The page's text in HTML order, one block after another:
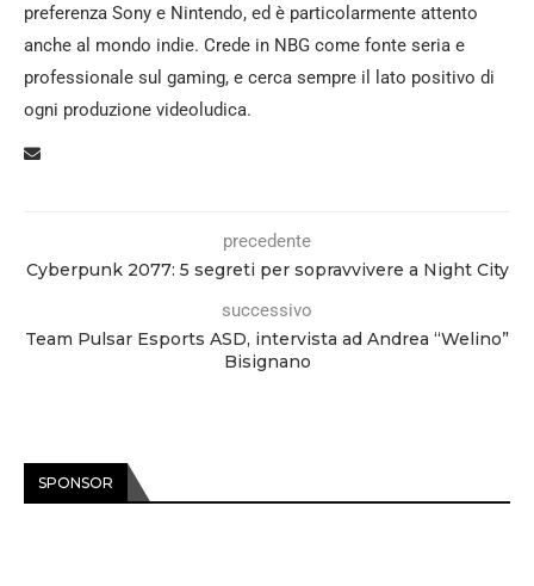
preferenza Sony e Nintendo, ed è particolarmente attento
anche al mondo indie. Crede in NBG come fonte seria e
professionale sul gaming, e cerca sempre il lato positivo di
ogni produzione videoludica.
precedente
Cyberpunk 2077: 5 segreti per sopravvivere a Night City
successivo
Team Pulsar Esports ASD, intervista ad Andrea “Welino”
Bisignano
SPONSOR